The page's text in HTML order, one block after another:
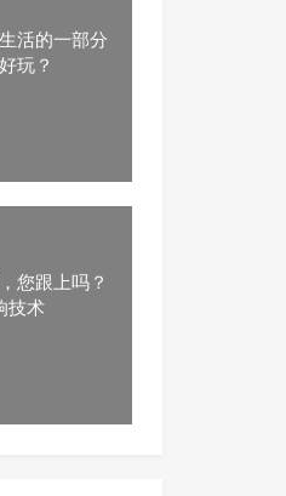
活的一部分
玩？
您跟上吗？
技术